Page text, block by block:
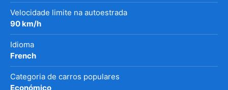
Velocidade limite na autoestrada
90 km/h
Idioma
French
Categoria de carros populares
Económico